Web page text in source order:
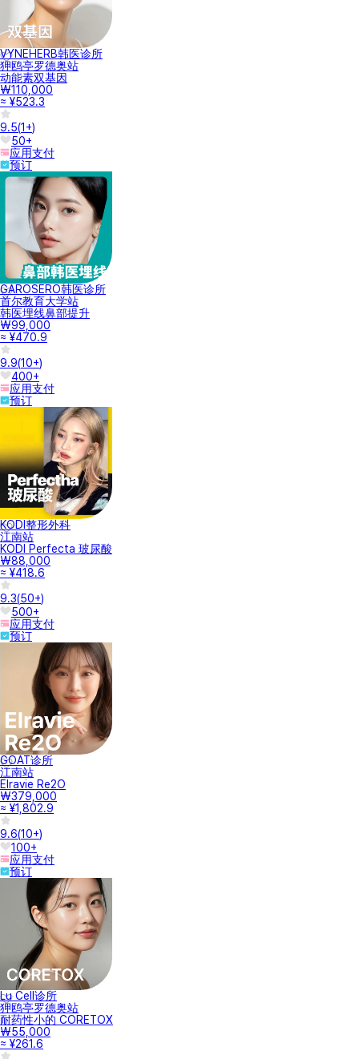
VYNEHERB韩医诊所
狎鸥亭罗德奥站
动能素双基因
₩110,000
≈ ¥523.3
9.5(1+)
50+
应用支付
预订
GAROSERO韩医诊所
首尔教育大学站
韩医埋线鼻部提升
₩99,000
≈ ¥470.9
9.9(10+)
400+
应用支付
预订
KODI整形外科
江南站
KODI Perfecta 玻尿酸
₩88,000
≈ ¥418.6
9.3(50+)
500+
应用支付
预订
GOAT诊所
江南站
Elravie Re2O
₩379,000
≈ ¥1,802.9
9.6(10+)
100+
应用支付
预订
Lu Cell诊所
狎鸥亭罗德奥站
耐药性小的 CORETOX
₩55,000
≈ ¥261.6